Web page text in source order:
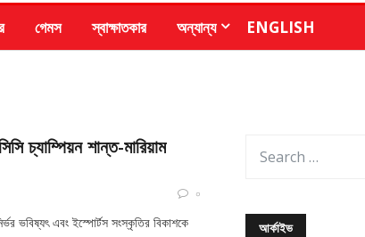
গেমস স্বাক্ষাতকার অন্যান্য ENGLISH
চ্যাম্পিয়ন শান্ত-মারিয়াম
০
ভবিষ্যৎ এবং ইস্পোর্টস সংস্কৃতির বিকাশকে
আর্কাইভ